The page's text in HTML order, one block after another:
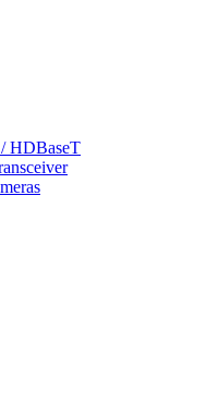
HDBaseT